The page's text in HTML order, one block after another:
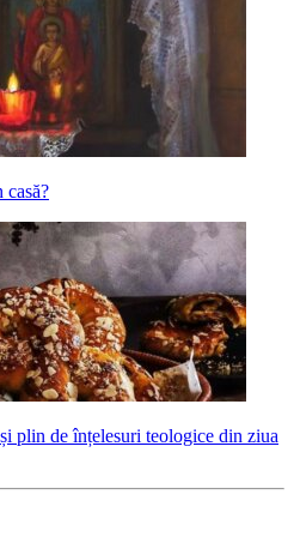
casă?
plin de înțelesuri teologice din ziua